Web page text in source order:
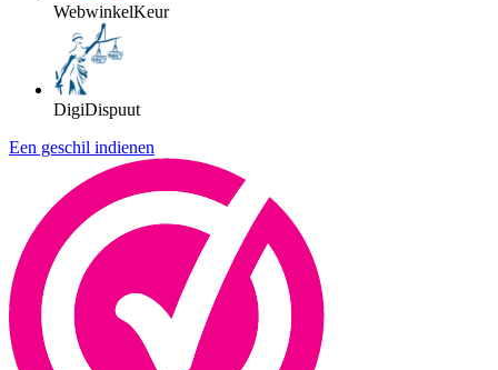
WebwinkelKeur
DigiDispuut
Een geschil indienen